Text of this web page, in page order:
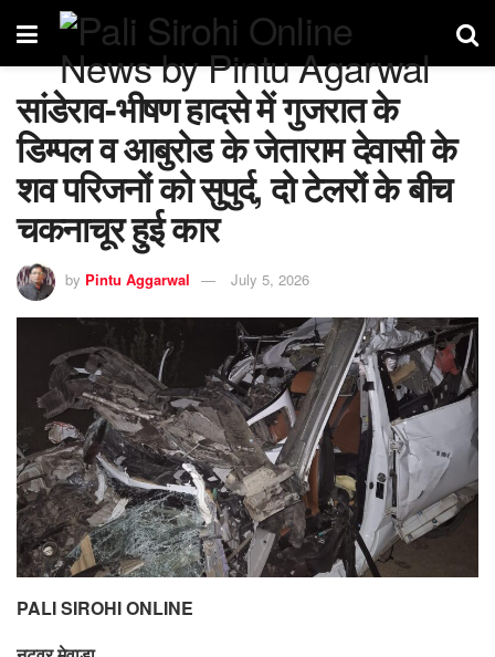
सांडेराव-भीषण हादसे में गुजरात के
डिम्पल व आबुरोड के जेताराम देवासी के
शव परिजनों को सुपुर्द, दो टेलरों के बीच
चकनाचूर हुई कार
by Pintu Aggarwal July 5, 2026
PALI SIROHI ONLINE